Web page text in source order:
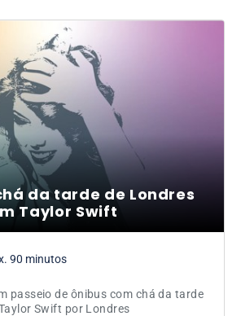
da tarde de Londres
Taylor Swift
90 minutos
passeio de ônibus com chá da tarde
Swift por Londres